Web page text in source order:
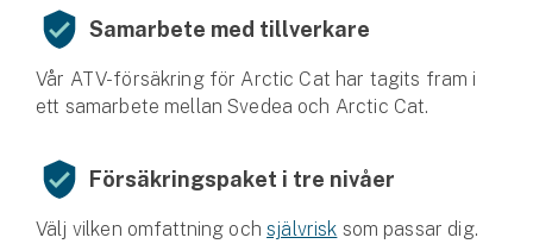
Samarbete med tillverkare
Vår ATV-försäkring för Arctic Cat har tagits fram i
ett samarbete mellan Svedea och Arctic Cat.
Försäkringspaket i tre nivåer
Välj vilken omfattning ochsjälvrisk som passar dig.